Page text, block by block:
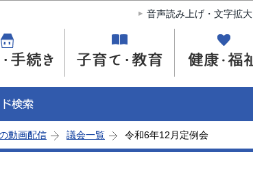
このページの本文へ移動
音声読み上げ・文字拡大
動画配信 議会一覧 令和6年12月定例会